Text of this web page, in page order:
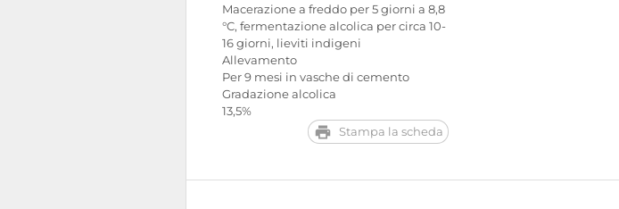
Macerazione a freddo per 5 giorni a 8,8
°C, fermentazione alcolica per circa 10-
16 giorni, lieviti indigeni
Allevamento
Per 9 mesi in vasche di cemento
Gradazione alcolica
13,5%
Stampa la scheda